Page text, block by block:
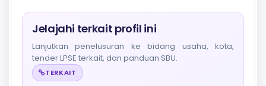
Jelajahi terkait profil ini
Lanjutkan penelusuran ke bidang usaha, kota,
tender LPSE terkait, dan panduan SBU.
TERKAIT